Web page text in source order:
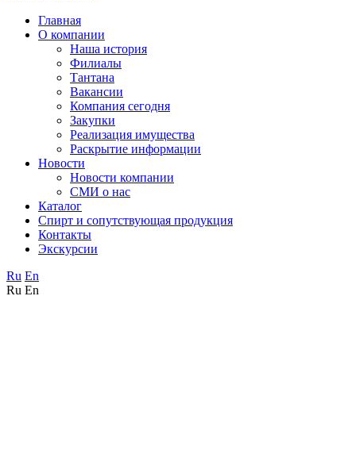
Главная
О компании
Наша история
Филиалы
Тантана
Вакансии
Компания сегодня
Закупки
Реализация имущества
Раскрытие информации
Новости
Новости компании
СМИ о нас
Каталог
Спирт и сопутствующая продукция
Контакты
Экскурсии
Ru En
Ru En